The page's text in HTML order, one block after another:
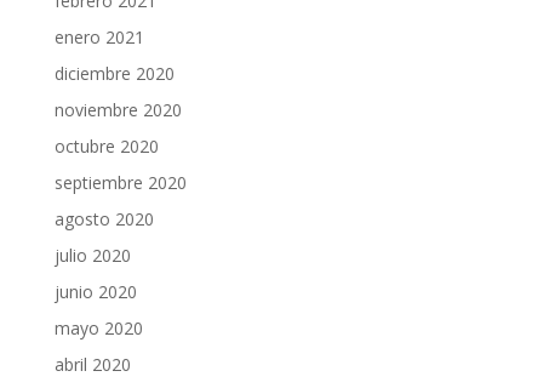
enero 2021
diciembre 2020
noviembre 2020
octubre 2020
septiembre 2020
agosto 2020
julio 2020
junio 2020
mayo 2020
abril 2020